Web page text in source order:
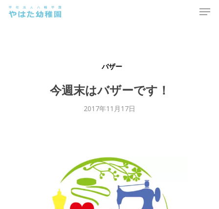
Skip
バザー
今週末はバザーです！
2017年11月17日